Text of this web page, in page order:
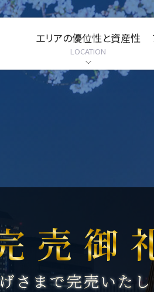
売御
さまで完売いた
エリアの優位性と資産性
LOCATION